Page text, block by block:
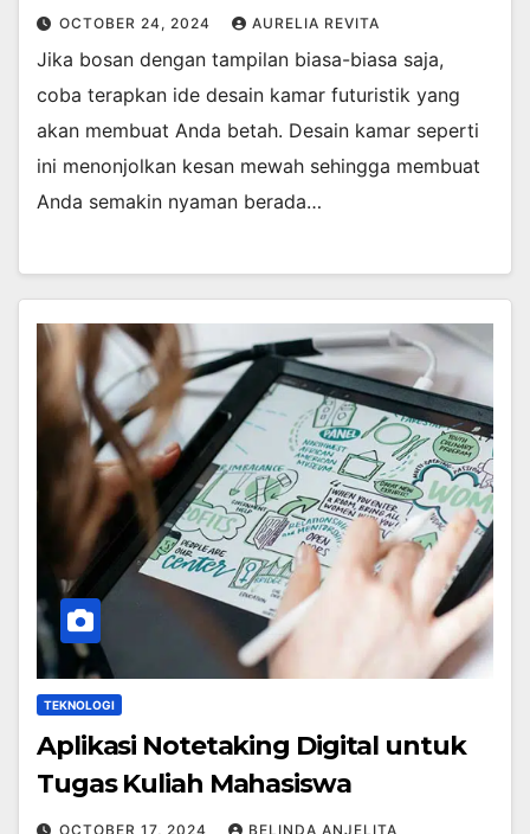
OCTOBER 24, 2024 AURELIA REVITA
Jika bosan dengan tampilan biasa-biasa saja,
coba terapkan ide desain kamar futuristik yang
akan membuat Anda betah. Desain kamar seperti
ini menonjolkan kesan mewah sehingga membuat
Anda semakin nyaman berada…
TEKNOLOGI
Aplikasi Notetaking Digital untuk
Tugas Kuliah Mahasiswa
OCTOBER 17, 2024 BELINDA ANJELITA